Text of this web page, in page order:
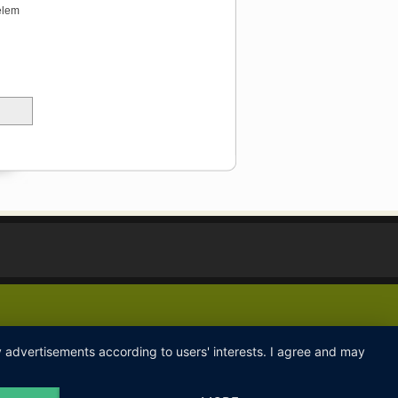
according to users' interests. I agree and may